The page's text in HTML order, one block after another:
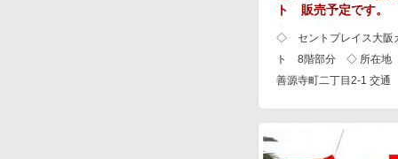
ト 販売予定です。
◇ セントプレイス大阪
ト 8階部分 ◇ 所在地
善源寺町二丁目2-1 交